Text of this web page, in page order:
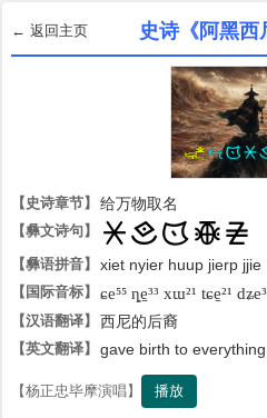
← 返回主页 史诗《阿黑西
【史诗章节】 给万物取名
【彝文诗句】 
【彝语拼音】 xiet nyier huup jierp jjie
【国际音标】 ɕe⁵⁵ ȵe̠³³ xɯ²¹ tɕe̠²¹
【汉语翻译】 西尼的后裔
【英文翻译】 gave birth to everything
【杨正忠毕摩演唱】 播放